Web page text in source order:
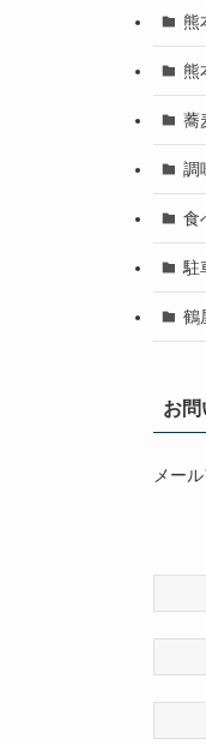
熊
熊
蕎
調
食
駐
鶴
お問
メー